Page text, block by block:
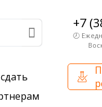
+7
🕗